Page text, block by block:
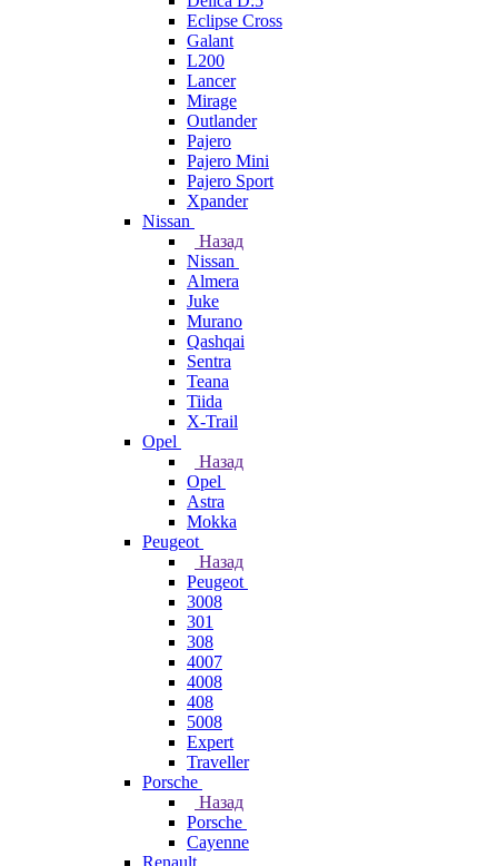
Eclipse Cross
Galant
L200
Lancer
Mirage
Outlander
Pajero
Pajero Mini
Pajero Sport
Xpander
Nissan
Назад
Nissan
Almera
Juke
Murano
Qashqai
Sentra
Teana
Tiida
X-Trail
Opel
Назад
Opel
Astra
Mokka
Peugeot
Назад
Peugeot
3008
301
308
4007
4008
408
5008
Expert
Traveller
Porsche
Назад
Porsche
Cayenne
Renault